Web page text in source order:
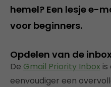
hemel? Een lesje e-
voor beginners.
Opdelen van de
De Gmail Priority Inbox is
eenvoudiger een